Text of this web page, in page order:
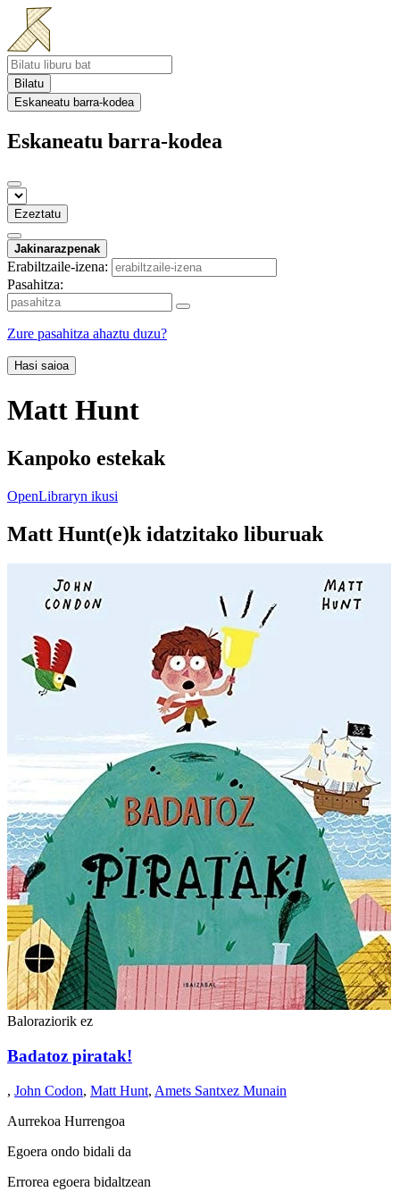
Bilatu
Eskaneatu barra-kodea
Eskaneatu barra-kodea
Ezeztatu
Jakinarazpenak
Erabiltzaile-izena:
Pasahitza:
Zure pasahitza ahaztu duzu?
Hasi saioa
Matt Hunt
Kanpoko estekak
OpenLibraryn ikusi
Matt Hunt(e)k idatzitako liburuak
Baloraziorik ez
Badatoz piratak!
, John Codon, Matt Hunt, Amets Santxez Munain
Aurrekoa Hurrengoa
Egoera ondo bidali da
Errorea egoera bidaltzean